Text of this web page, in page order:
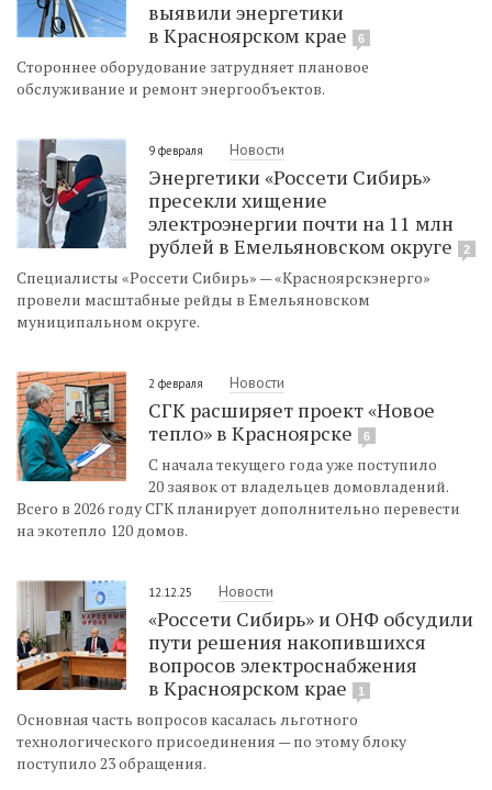
выявили энергетики
в Красноярском крае
6
Стороннее оборудование затрудняет плановое
обслуживание и ремонт энергообъектов.
9 февраля Новости
Энергетики «Россети Сибирь»
пресекли хищение
электроэнергии почти на 11 млн
рублей в Емельяновском округе
2
Специалисты «Россети Сибирь» — «Красноярскэнерго»
провели масштабные рейды в Емельяновском
муниципальном округе.
2 февраля Новости
СГК расширяет проект «Новое
тепло» в Красноярске
6
С начала текущего года уже поступило
20 заявок от владельцев домовладений.
Всего в 2026 году СГК планирует дополнительно перевести
на экотепло 120 домов.
12.12.25 Новости
«Россети Сибирь» и ОНФ обсудили
пути решения накопившихся
вопросов электроснабжения
в Красноярском крае
1
Основная часть вопросов касалась льготного
технологического присоединения — по этому блоку
поступило 23 обращения.